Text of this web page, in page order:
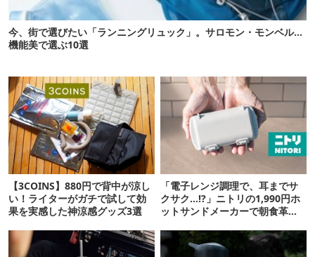
今、街で選びたい「ランニングリュック」。サロモン・モンベル…
機能美で選ぶ10選
【3COINS】880円で背中が涼し
い！ライターがガチで試して効
果を実感した神涼感グッズ3選
「電子レンジ調理で、耳までサ
クサク…!?」ニトリの1,990円ホ
ットサンドメーカーで朝食革命